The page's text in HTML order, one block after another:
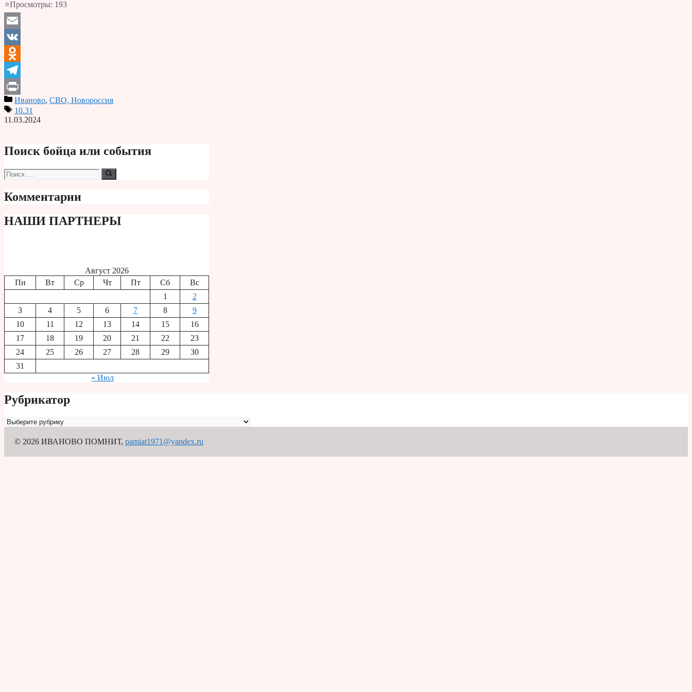
⭐Просмотры: 193
Email
VK
Odnoklassniki
Telegram
PrintИваново, СВО, Новороссия
10.31
11.03.2024
Поиск бойца или события
Поиск:
Комментарии
НАШИ ПАРТНЕРЫ
Август 2026
Пн
Вт Ср Чт Пт Сб
Вс
1
2
3
4 5 6 7 8
9
10
11 12 13 14 15
16
17
18 19 20 21 22
23
24
25 26 27 28 29
30
31
« Июл
Рубрикатор
Рубрикатор
© 2026 ИВАНОВО ПОМНИТ, pamiat1971@yandex.ru